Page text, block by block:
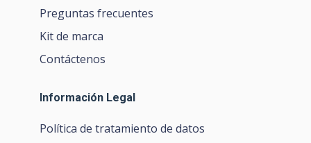
Preguntas frecuentes
Kit de marca
Contáctenos
Información Legal
Política de tratamiento de datos